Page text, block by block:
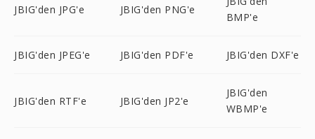
JBIG'den JPG'e JBIG'den PNG'e
BMP'e
JBIG'den JPEG'e JBIG'den PDF'e JBIG'den DXF'e
JBIG'den RTF'e JBIG'den JP2'e
JBIG'den
WBMP'e